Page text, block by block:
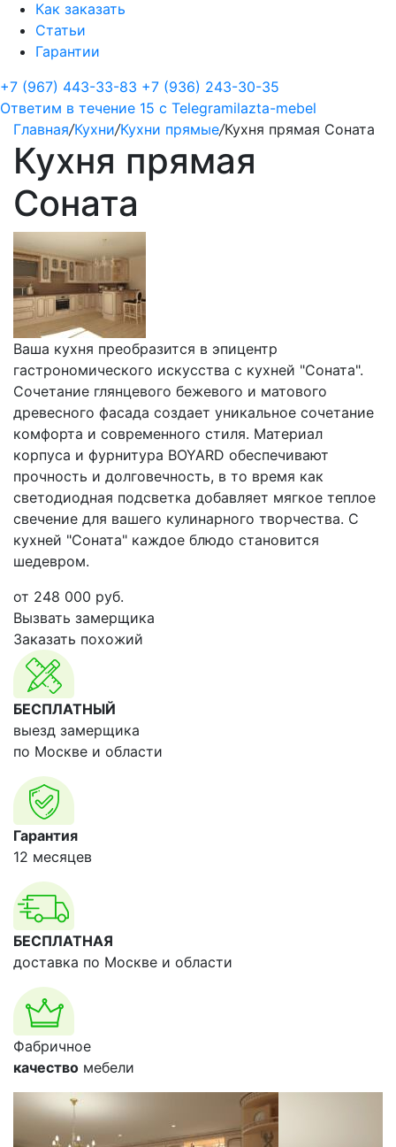
Как заказать
Статьи
Гарантии
+7 (967) 443-33-83 +7 (936) 243-30-35
Ответим в течение 15 с Telegramilazta-mebel
Главная/Кухни/Кухни прямые/Кухня прямая Соната
Кухня прямая
Соната
Ваша кухня преобразится в эпицентр
гастрономического искусства с кухней "Соната".
Сочетание глянцевого бежевого и матового
древесного фасада создает уникальное сочетание
комфорта и современного стиля. Материал
корпуса и фурнитура BOYARD обеспечивают
прочность и долговечность, в то время как
светодиодная подсветка добавляет мягкое теплое
свечение для вашего кулинарного творчества. С
кухней "Соната" каждое блюдо становится
шедевром.
от 248 000 руб.
Вызвать замерщика
Заказать похожий
БЕСПЛАТНЫЙ
выезд замерщика
по Москве и области
Гарантия
12 месяцев
БЕСПЛАТНАЯ
доставка по Москве и области
Фабричное
качество мебели